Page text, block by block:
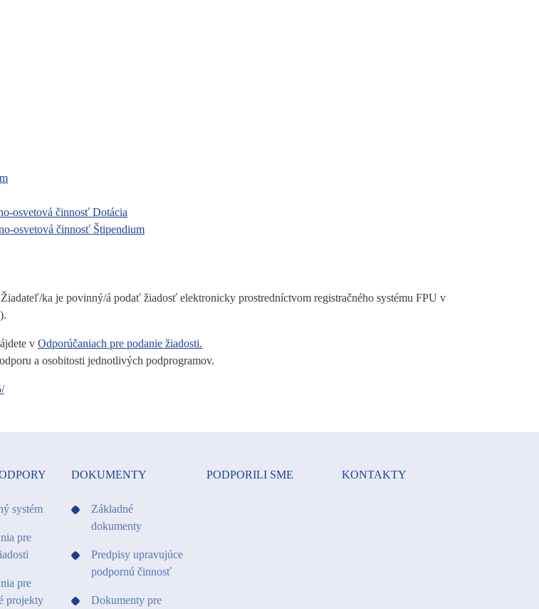
osvetová činnosť Dotácia
osvetová činnosť Štipendium
ka je povinný/á podať žiadosť elektronicky prostredníctvom registračného systému FPU v
v Odporúčaniach pre podanie žiadosti.
a osobitosti jednotlivých podprogramov.
systém
pre
pre
projekty
DOKUMENTY
Základné
dokumenty
Predpisy upravujúce
podpornú činnosť
Dokumenty pre
PODPORILI SME KONTAKTY